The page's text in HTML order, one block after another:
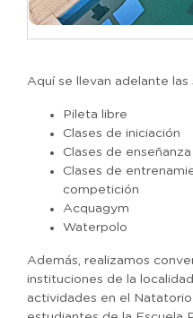
Aquí se llevan adelante
Pileta libre
Clases de iniciación
Clases de enseñanza
Clases de
competición
Acquagym
Waterpolo
Además, realizamos
instituciones de la
actividades en el